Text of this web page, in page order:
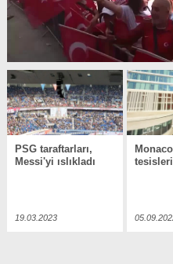
PSG taraftarları,
Messi'yi ıslıkladı
19.03.2023